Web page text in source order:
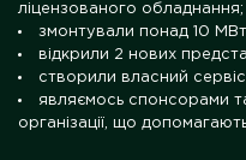
ліцензованого обладнання;
змонтували понад 10 МВт
відкрили 2 нових
створили власний
являємось спонсорами
організації, що